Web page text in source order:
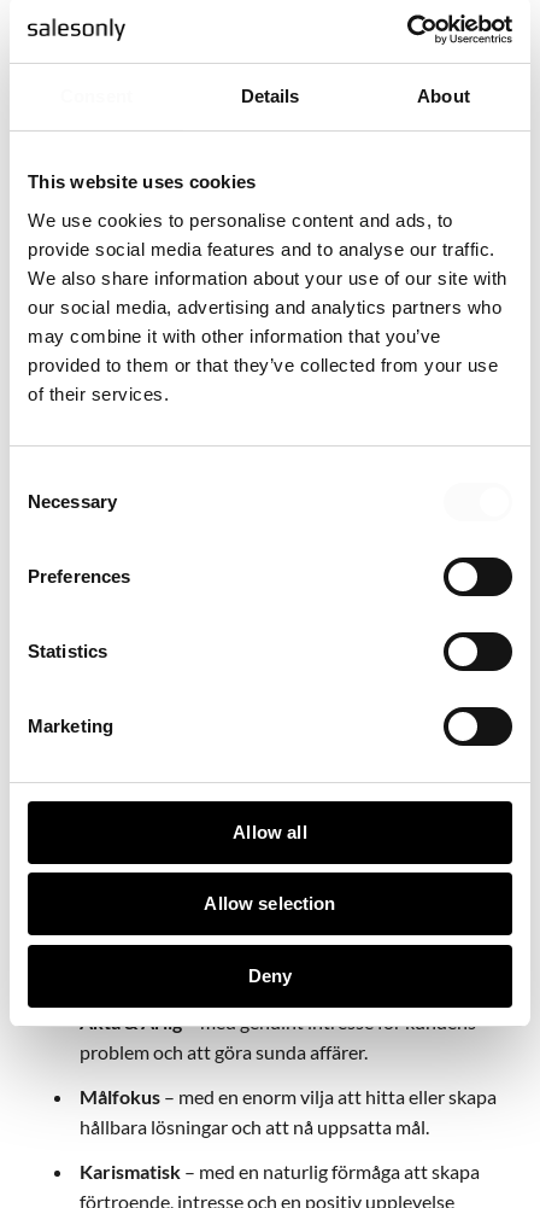
Details About
This website uses cookies
We use cookies to personalise content and ads, to
provide social media features and to analyse our traffic.
We also share information about your use of our site with
our social media, advertising and analytics partners who
may combine it with other information that you’ve
provided to them or that they’ve collected from your use
of their services.
Selection
Necessary
Preferences
Statistics
Marketing
Allow all
Allow selection
Deny
examensarbete och studerar
på EC
Utbildning. Hennes examensarbete handlar om varför
Självklart ville jag hjälpa till med detta och mina svar på
Emmas frågor blev följande:
# Vad betyder försäljning för dig?
Allt! Jag lever och andas försäljning och har från hjärtat ett
säljmindset. Glädjen till försäljning, hårt arbete och att
tjäna pengar kom in i mitt liv väldigt tidigt. Jag sålde
blommor och grönsaker från mina föräldrars trädgård som
åttaåring, arbetade i kiosk från 11 års ålder och från 13 års
ålder jobbade jag i en stor frukt- och grönsakshall. Mina
studier började med kurser i socialantropologi och
framtida yrke behövde innefatta både människor,
erfarenhet från B2B försäljning och professionellt har jag
alltid arbetat med utvecklings-, utbildnings- och
# Vad tycker du kännetecknar en riktigt bra säljare?
uppföljning är
och inom ramen för vad en
kunskapsgivande, enkla och trevliga affärsrelationer
än de som enbart bjuder på vad som
ingår i det som är överenskommet mellan beställare och
Kundfokus– med ett långsiktigt perspektiv i sitt
Äkta &Ärlig– med genuint intresse för kundens
problem och att göra sunda affärer.
Målfokus – med en enorm vilja att hitta eller skapa
hållbara lösningar och att nå uppsatta mål.
Karismatisk – med en naturlig förmåga att skapa
förtroende, intresse och en positiv upplevelse